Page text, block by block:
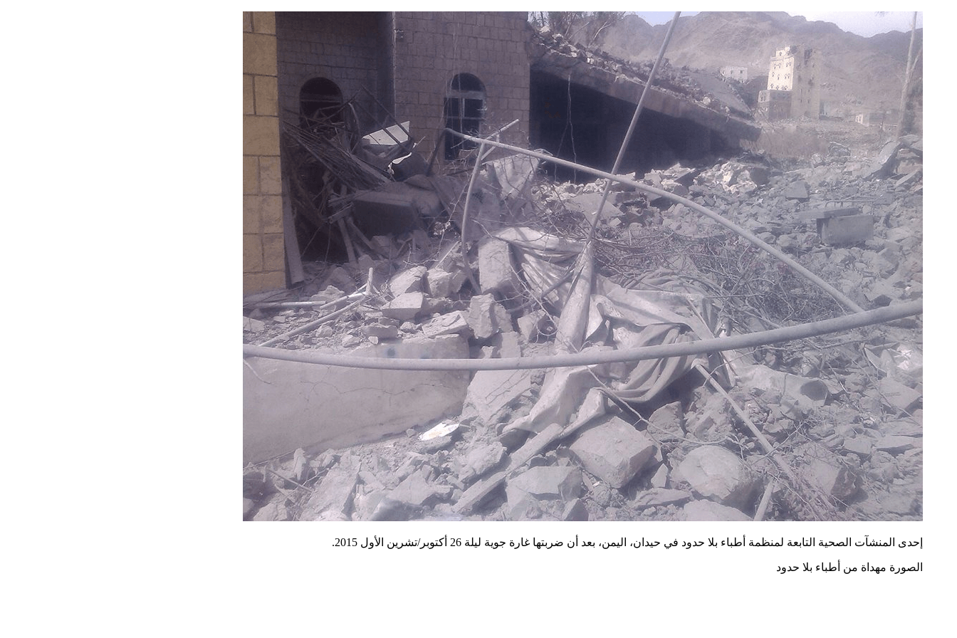
إحدى المنشآت الصحية التابعة لمنظمة أطباء بلا حدود في حيدان، اليمن، بعد أن ضربتها غارة جوية ليلة 26 أكتوبر/تشرين الأول 2015.
الصورة مهداة من أطباء بلا حدود